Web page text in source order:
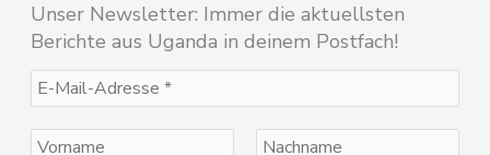
Unser Newsletter: Immer die aktuellsten
Berichte aus Uganda in deinem Postfach!